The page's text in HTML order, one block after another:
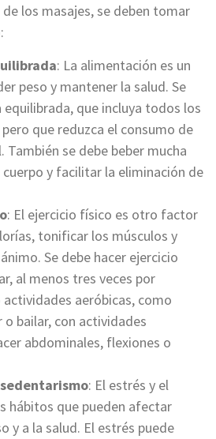
los masajes, se deben tomar
: La alimentación es un
peso y mantener la salud. Se
que incluya todos los
que reduzca el consumo de
También se debe beber mucha
y facilitar la eliminación de
: El ejercicio físico es otro factor
tonificar los músculos y
Se debe hacer ejercicio
al menos tres veces por
aeróbicas, como
o bailar, con actividades
abdominales, flexiones o
: El estrés y el
hábitos que pueden afectar
y a la salud. El estrés puede